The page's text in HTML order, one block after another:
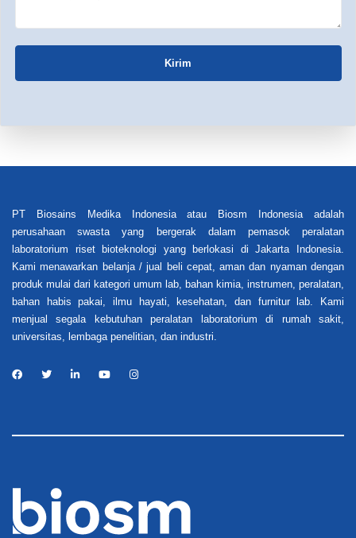
Kirim
PT Biosains Medika Indonesia atau Biosm Indonesia adalah
perusahaan swasta yang bergerak dalam pemasok peralatan
laboratorium riset bioteknologi yang berlokasi di Jakarta Indonesia.
Kami menawarkan belanja / jual beli cepat, aman dan nyaman dengan
produk mulai dari kategori umum lab, bahan kimia, instrumen, peralatan,
bahan habis pakai, ilmu hayati, kesehatan, dan furnitur lab. Kami
menjual segala kebutuhan peralatan laboratorium di rumah sakit,
universitas, lembaga penelitian, dan industri.